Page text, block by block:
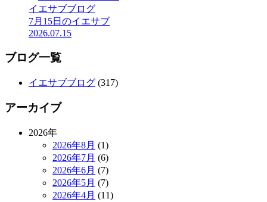
イエサブブログ
7月15日のイエサブ
2026.07.15
ブログ一覧
イエサブブログ (317)
アーカイブ
2026年
2026年8月 (1)
2026年7月 (6)
2026年6月 (7)
2026年5月 (7)
2026年4月 (11)